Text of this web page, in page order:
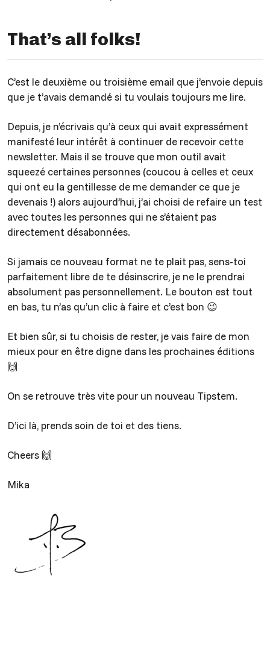
That’s all folks!
C’est le deuxième ou troisième email que j’envoie depuis
que je t’avais demandé si tu voulais toujours me lire.
Depuis, je n’écrivais qu’à ceux qui avait expressément
manifesté leur intérêt à continuer de recevoir cette
newsletter. Mais il se trouve que mon outil avait
squeezé certaines personnes (coucou à celles et ceux
qui ont eu la gentillesse de me demander ce que je
devenais !) alors aujourd’hui, j’ai choisi de refaire un test
avec toutes les personnes qui ne s’étaient pas
directement désabonnées.
Si jamais ce nouveau format ne te plait pas, sens-toi
parfaitement libre de te désinscrire, je ne le prendrai
absolument pas personnellement. Le bouton est tout
en bas, tu n’as qu’un clic à faire et c’est bon 😉
Et bien sûr, si tu choisis de rester, je vais faire de mon
mieux pour en être digne dans les prochaines éditions
🙌
On se retrouve très vite pour un nouveau Tipstem.
D’ici là, prends soin de toi et des tiens.
Cheers 🙌
Mika